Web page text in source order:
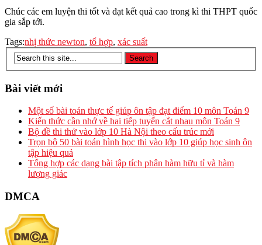
Chúc các em luyện thi tốt và đạt kết quả cao trong kì thi THPT quốc
gia sắp tới.
Tags:nhị thức newton, tổ hợp, xác suất
Bài viết mới
Một số bài toán thực tế giúp ôn tập đạt điểm 10 môn Toán 9
Kiến thức cần nhớ về hai tiếp tuyến cắt nhau môn Toán 9
Bộ đề thi thử vào lớp 10 Hà Nội theo cấu trúc mới
Trọn bộ 50 bài toán hình học thi vào lớp 10 giúp học sinh ôn
tập hiệu quả
Tổng hợp các dạng bài tập tích phân hàm hữu tỉ và hàm
lượng giác
DMCA